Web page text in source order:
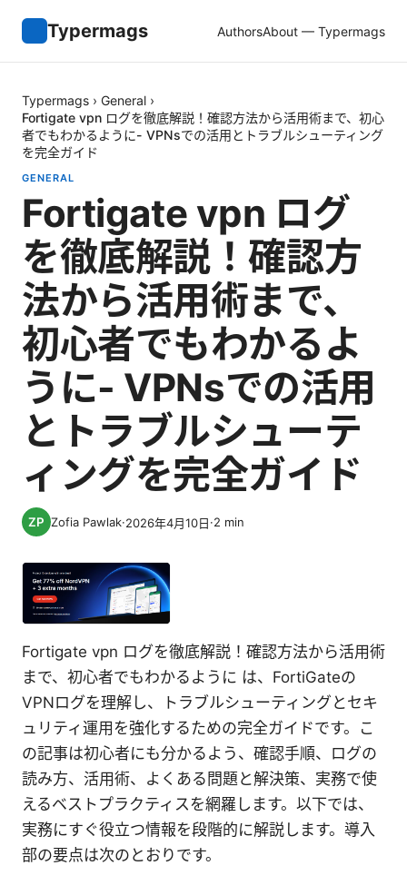
Typermags AuthorsAbout — Typermags
Typermags › General ›
Fortigate vpn ログを徹底解説！確認方法から活用術まで、初心
者でもわかるように- VPNsでの活用とトラブルシューティング
を完全ガイド
GENERAL
Fortigate vpn ログ
を徹底解説！確認方
法から活用術まで、
初心者でもわかるよ
うに- VPNsでの活用
とトラブルシューテ
ィングを完全ガイド
Zofia Pawlak·2026年4月10日·2 min
Fortigate vpn ログを徹底解説！確認方法から活用術
まで、初心者でもわかるように は、FortiGateの
VPNログを理解し、トラブルシューティングとセキ
ュリティ運用を強化するための完全ガイドです。こ
の記事は初心者にも分かるよう、確認手順、ログの
読み方、活用術、よくある問題と解決策、実務で使
えるベストプラクティスを網羅します。以下では、
実務にすぐ役立つ情報を段階的に解説します。導入
部の要点は次のとおりです。